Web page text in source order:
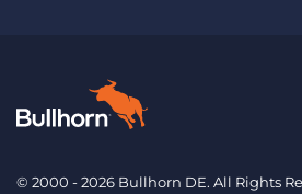
© 2000 - 2026 Bullhorn DE. All Rights